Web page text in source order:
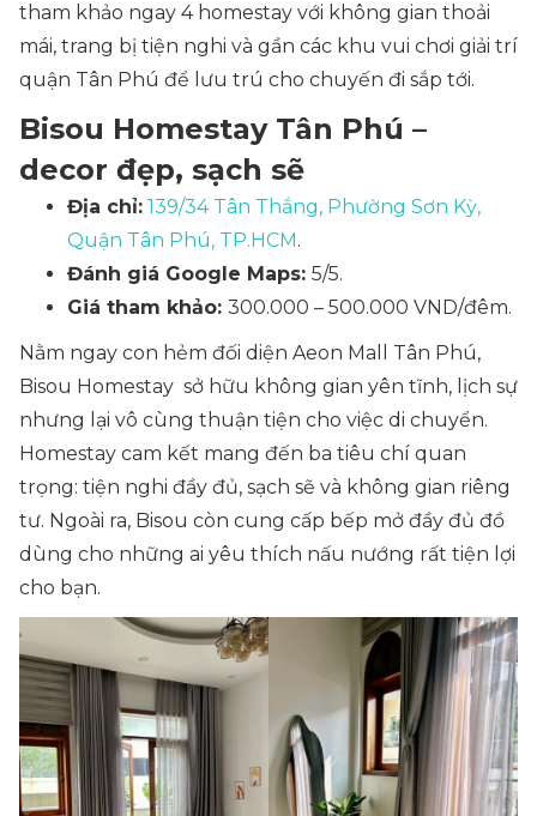
tham khảo ngay 4 homestay với không gian thoải
mái, trang bị tiện nghi và gần các khu vui chơi giải trí
quận Tân Phú để lưu trú cho chuyến đi sắp tới.
Bisou Homestay Tân Phú –
decor đẹp, sạch sẽ
Địa chỉ: 139/34 Tân Thắng, Phường Sơn Kỳ,
Quận Tân Phú, TP.HCM.
Đánh giá Google Maps: 5/5.
Giá tham khảo: 300.000 – 500.000 VND/đêm.
Nằm ngay con hẻm đối diện Aeon Mall Tân Phú,
Bisou Homestay sở hữu không gian yên tĩnh, lịch sự
nhưng lại vô cùng thuận tiện cho việc di chuyển.
Homestay cam kết mang đến ba tiêu chí quan
trọng: tiện nghi đầy đủ, sạch sẽ và không gian riêng
tư. Ngoài ra, Bisou còn cung cấp bếp mở đầy đủ đồ
dùng cho những ai yêu thích nấu nướng rất tiện lợi
cho bạn.